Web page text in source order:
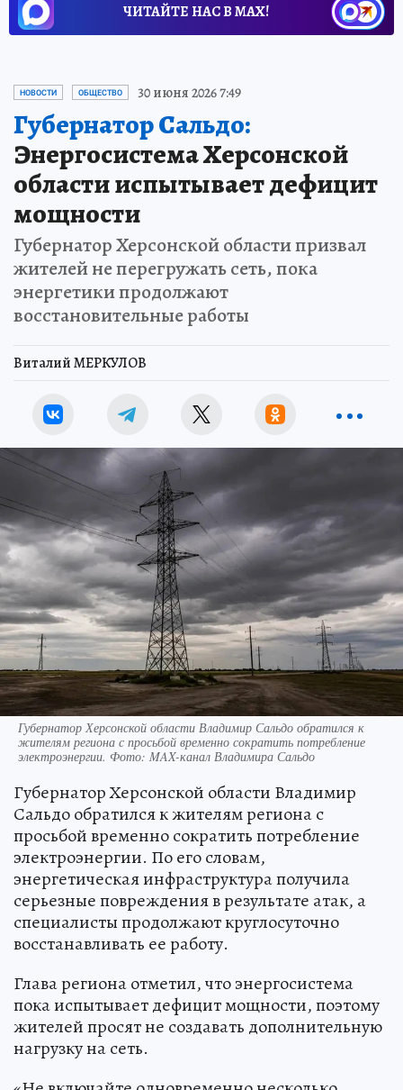
ЧИТАЙТЕ НАС В МАХ!
НОВОСТИ ОБЩЕСТВО 30 июня 2026 7:49
Губернатор Сальдо:
Энергосистема Херсонской
области испытывает дефицит
мощности
Губернатор Херсонской области призвал
жителей не перегружать сеть, пока
энергетики продолжают
восстановительные работы
Виталий МЕРКУЛОВ
Губернатор Херсонской области Владимир Сальдо обратился к
жителям региона с просьбой временно сократить потребление
электроэнергии. Фото: MAX-канал Владимира Сальдо
Губернатор Херсонской области Владимир
Сальдо обратился к жителям региона с
просьбой временно сократить потребление
электроэнергии. По его словам,
энергетическая инфраструктура получила
серьезные повреждения в результате атак, а
специалисты продолжают круглосуточно
восстанавливать ее работу.
Глава региона отметил, что энергосистема
пока испытывает дефицит мощности, поэтому
жителей просят не создавать дополнительную
нагрузку на сеть.